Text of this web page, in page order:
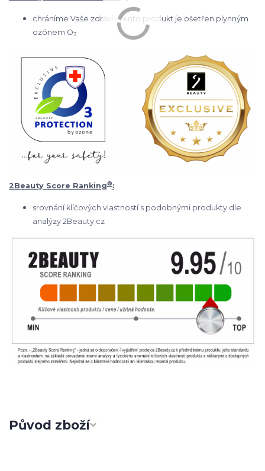
chráníme Vaše zdraví - tento produkt je ošetřen plynným
ozónem O3
2Beauty Score Ranking®:
srovnání klíčových vlastností s podobnými produkty dle
analýzy 2Beauty.cz
Původ zboží